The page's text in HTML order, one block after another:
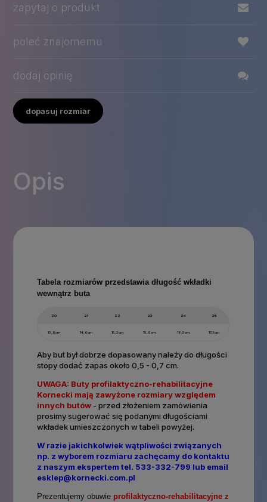
zapytaj o produkt
poleć znajomemu
dodaj opinię
dopasuj rozmiar
Opis
Tabela rozmiarów przedstawia długość wkładki
wewnątrz buta
20 21 22 23 24 25
13,8cm 14,6cm 15,2cm 15,9cm 16,5cm 17,3cm
Aby but był dobrze dopasowany należy do długości
stopy dodać zapas około 0,5 - 0,7 cm.
UWAGA: Buty profilaktyczno-rehabilitacyjne
Kornecki mają zawyżone rozmiary względem
innych butów - przed złożeniem zamówienia
prosimy sugerować się podanymi długościami
wkładek umieszczonych w tabeli powyżej.
W razie jakichkolwiek wątpliwości związanych
np. z wyborem rozmiaru zachęcamy do kontaktu
z naszym ekspertem tel. 533-332-799 lub email
esklep@kornecki.com.pl
Prezentujemy obuwie profilaktyczno-rehabilitacyjne z